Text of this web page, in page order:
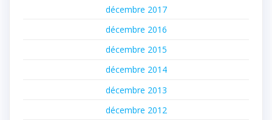
décembre 2017
décembre 2016
décembre 2015
décembre 2014
décembre 2013
décembre 2012